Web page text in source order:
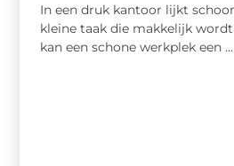
In een druk kantoor lijkt
kleine taak die makkelijk
kan een schone werkplek een ...